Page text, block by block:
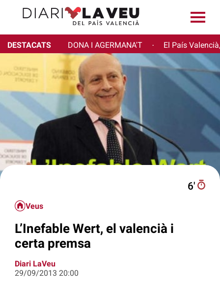
DESTACATS DONA I AGERMANA'T · El País
6′
Veus
L’Inefable Wert, el valencià i
certa premsa
Diari LaVeu
29/09/2013 20:00